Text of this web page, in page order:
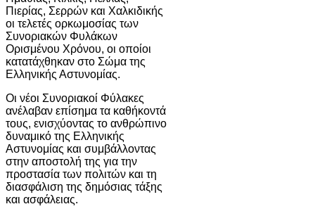
Πιερίας, Σερρών και Χαλκιδικής
οι τελετές ορκωμοσίας των
Συνοριακών Φυλάκων
Ορισμένου Χρόνου, οι οποίοι
κατατάχθηκαν στο Σώμα της
Ελληνικής Αστυνομίας.
Οι νέοι Συνοριακοί Φύλακες
ανέλαβαν επίσημα τα καθήκοντά
τους, ενισχύοντας το ανθρώπινο
δυναμικό της Ελληνικής
Αστυνομίας και συμβάλλοντας
στην αποστολή της για την
προστασία των πολιτών και τη
διασφάλιση της δημόσιας τάξης
και ασφάλειας.